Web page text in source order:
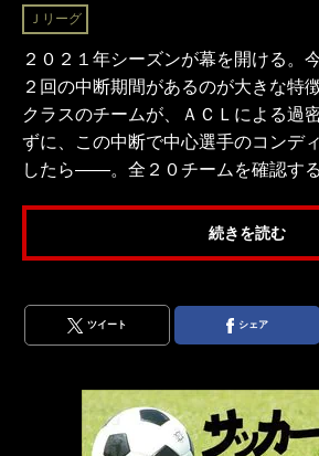
Ｊリーグ
２０２１年シーズンが幕を開ける。
２回の中断期間があるのが大きな特
クラスのチームが、ＡＣＬによる過
ずに、この中断で中心選手のコンデ
したら——。全２０チームを確認す
続きを読む
ツイート シェア